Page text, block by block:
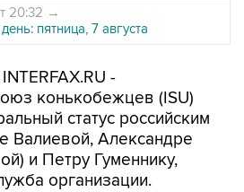
20:32 →
пятница, 7 августа
-
конькобежцев (ISU)
статус российским
Валиевой, Александре
и Петру Гуменнику,
организации.